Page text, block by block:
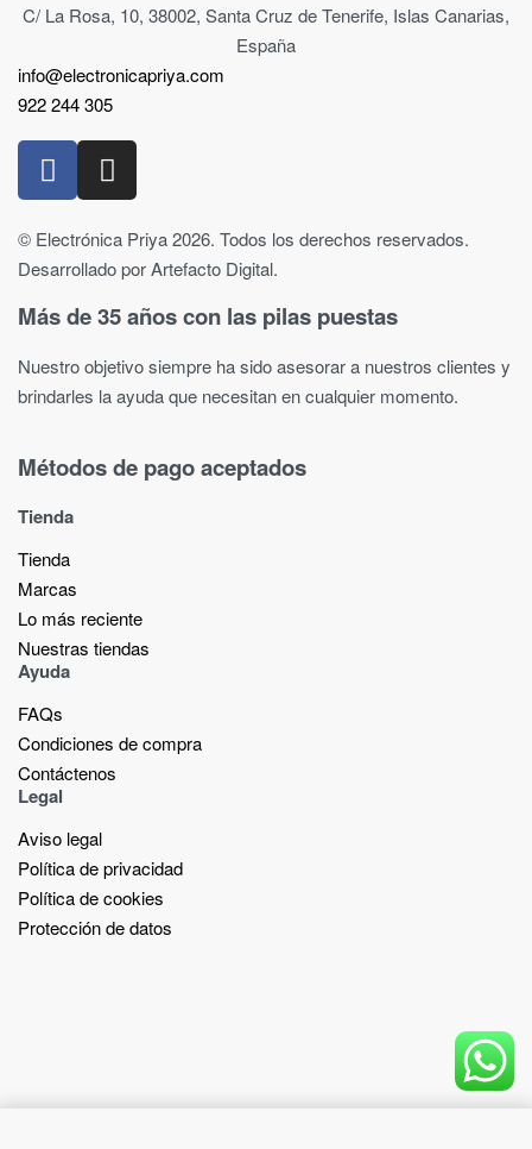
C/ La Rosa, 10, 38002, Santa Cruz de Tenerife, Islas Canarias,
España
info@electronicapriya.com
922 244 305
© Electrónica Priya 2026. Todos los derechos reservados.
Desarrollado por Artefacto Digital.
Más de 35 años con las pilas puestas
Nuestro objetivo siempre ha sido asesorar a nuestros clientes y
brindarles la ayuda que necesitan en cualquier momento.
Métodos de pago aceptados
Tienda
Tienda
Marcas
Lo más reciente​
Nuestras tiendas​
Ayuda
FAQs
Condiciones de compra
Contáctenos
Legal
Aviso legal
Política de privacidad
Política de cookies
Protección de datos